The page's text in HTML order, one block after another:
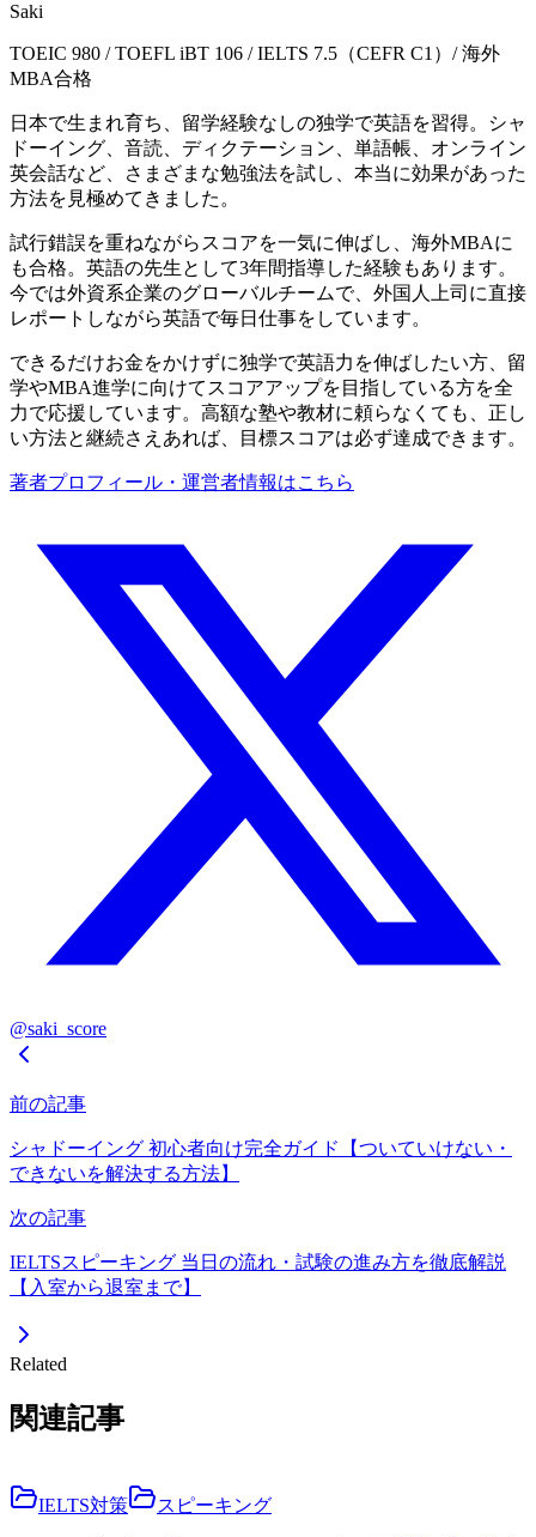
Saki
TOEIC 980 / TOEFL iBT 106 / IELTS 7.5（CEFR C1）/ 海外
MBA合格
日本で生まれ育ち、留学経験なしの独学で英語を習得。シャ
ドーイング、音読、ディクテーション、単語帳、オンライン
英会話など、さまざまな勉強法を試し、本当に効果があった
方法を見極めてきました。
試行錯誤を重ねながらスコアを一気に伸ばし、海外MBAに
も合格。英語の先生として3年間指導した経験もあります。
今では外資系企業のグローバルチームで、外国人上司に直接
レポートしながら英語で毎日仕事をしています。
できるだけお金をかけずに独学で英語力を伸ばしたい方、留
学やMBA進学に向けてスコアアップを目指している方を全
力で応援しています。高額な塾や教材に頼らなくても、正し
い方法と継続さえあれば、目標スコアは必ず達成できます。
著者プロフィール・運営者情報はこちら
@saki_score
前の記事
シャドーイング 初心者向け完全ガイド【ついていけない・
できないを解決する方法】
次の記事
IELTSスピーキング 当日の流れ・試験の進み方を徹底解説
【入室から退室まで】
Related
関連記事
IELTS対策 スピーキング